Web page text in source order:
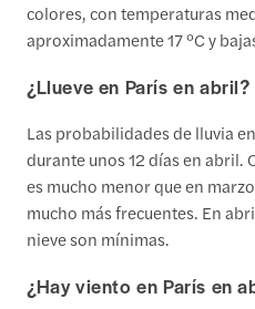
colores, con temperaturas
aproximadamente 17 °C y
¿Llueve en París en abril?
Las probabilidades de lluvia
durante unos 12 días en abril.
es mucho menor que en
mucho más frecuentes. En
nieve son mínimas.
¿Hay viento en París en